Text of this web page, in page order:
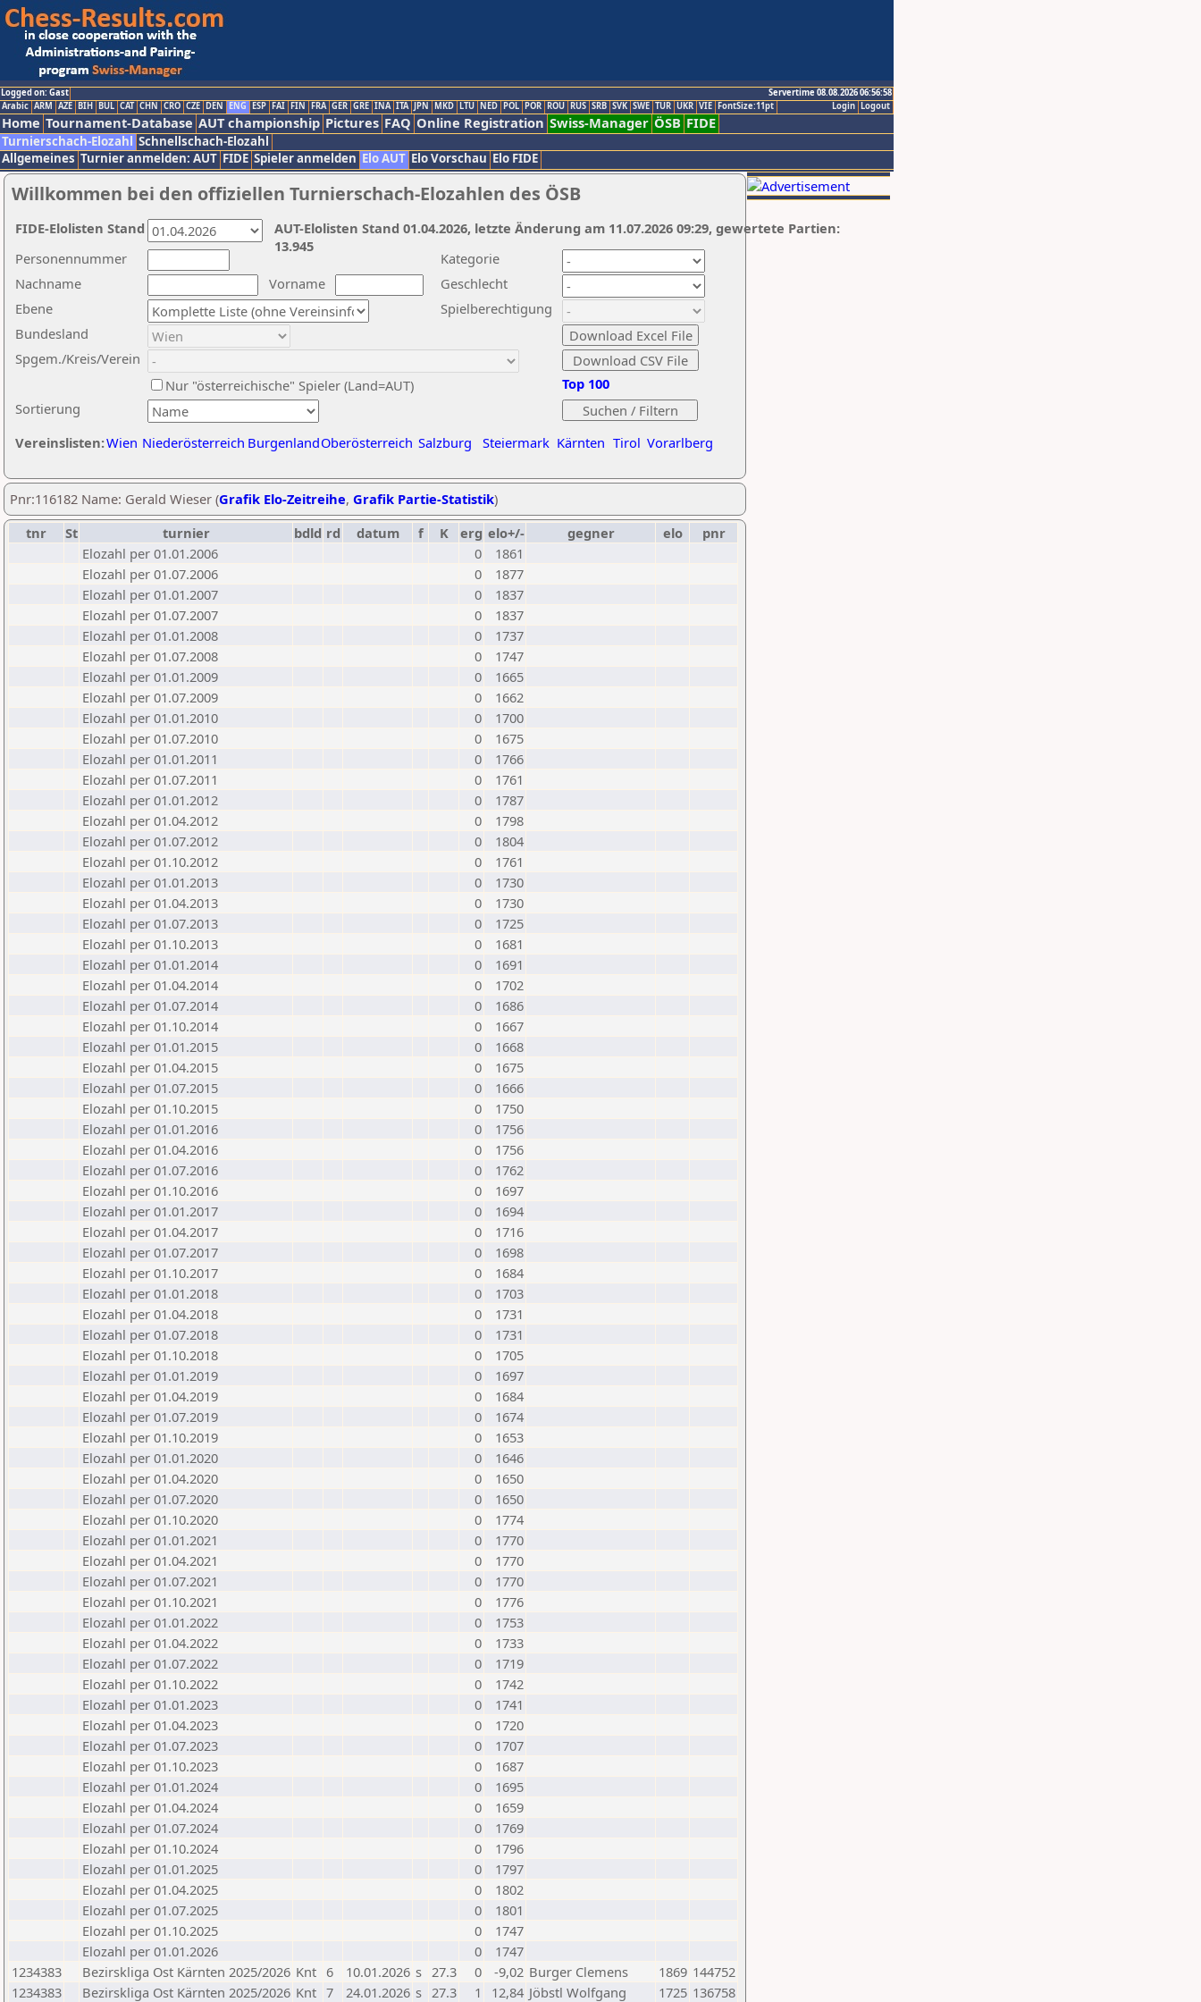
Logged on: Gast
Servertime 08.08.2026 06:56:58
Logout
Login
Arabic ARM AZE BIH BUL CAT CHN CRO CZE DEN ENG ESP FAI FIN FRA GER GRE INA ITA JPN MKD LTU NED POL POR ROU RUS SRB SVK SWE TUR UKR VIE FontSize:11pt
Home Tournament-Database AUT championship Pictures FAQ Online Registration Swiss-Manager ÖSB FIDE
Turnierschach-Elozahl Schnellschach-Elozahl
Allgemeines Turnier anmelden: AUT FIDE Spieler anmelden Elo AUT Elo Vorschau Elo FIDE
Willkommen bei den offiziellen Turnierschach-Elozahlen des ÖSB
Nachname
Vorname
Ebene
Kategorie
Sortierung
Personennummer
Bundesland
Spgem./Kreis/Verein
Geschlecht
Nur "österreichische" Spieler (Land=AUT)
Spielberechtigung
Vereinslisten:Wien Niederösterreich BurgenlandOberösterreich Salzburg Steiermark Kärnten Tirol Vorarlberg
Top 100
AUT-Elolisten Stand 01.04.2026, letzte Änderung am 11.07.2026 09:29, gewertete Partien:
13.945
FIDE-Elolisten Stand
Pnr:116182 Name: Gerald Wieser (Grafik Elo-Zeitreihe, Grafik Partie-Statistik)
tnr
St turnier bdld rd datum f K erg elo+/- gegner elo
pnr
Elozahl per 01.01.2006
0
1861
Elozahl per 01.07.2006
0
1877
Elozahl per 01.01.2007
0
1837
Elozahl per 01.07.2007
0
1837
Elozahl per 01.01.2008
0
1737
Elozahl per 01.07.2008
0
1747
Elozahl per 01.01.2009
0
1665
Elozahl per 01.07.2009
0
1662
Elozahl per 01.01.2010
0
1700
Elozahl per 01.07.2010
0
1675
Elozahl per 01.01.2011
0
1766
Elozahl per 01.07.2011
0
1761
Elozahl per 01.01.2012
0
1787
Elozahl per 01.04.2012
0
1798
Elozahl per 01.07.2012
0
1804
Elozahl per 01.10.2012
0
1761
Elozahl per 01.01.2013
0
1730
Elozahl per 01.04.2013
0
1730
Elozahl per 01.07.2013
0
1725
Elozahl per 01.10.2013
0
1681
Elozahl per 01.01.2014
0
1691
Elozahl per 01.04.2014
0
1702
Elozahl per 01.07.2014
0
1686
Elozahl per 01.10.2014
0
1667
Elozahl per 01.01.2015
0
1668
Elozahl per 01.04.2015
0
1675
Elozahl per 01.07.2015
0
1666
Elozahl per 01.10.2015
0
1750
Elozahl per 01.01.2016
0
1756
Elozahl per 01.04.2016
0
1756
Elozahl per 01.07.2016
0
1762
Elozahl per 01.10.2016
0
1697
Elozahl per 01.01.2017
0
1694
Elozahl per 01.04.2017
0
1716
Elozahl per 01.07.2017
0
1698
Elozahl per 01.10.2017
0
1684
Elozahl per 01.01.2018
0
1703
Elozahl per 01.04.2018
0
1731
Elozahl per 01.07.2018
0
1731
Elozahl per 01.10.2018
0
1705
Elozahl per 01.01.2019
0
1697
Elozahl per 01.04.2019
0
1684
Elozahl per 01.07.2019
0
1674
Elozahl per 01.10.2019
0
1653
Elozahl per 01.01.2020
0
1646
Elozahl per 01.04.2020
0
1650
Elozahl per 01.07.2020
0
1650
Elozahl per 01.10.2020
0
1774
Elozahl per 01.01.2021
0
1770
Elozahl per 01.04.2021
0
1770
Elozahl per 01.07.2021
0
1770
Elozahl per 01.10.2021
0
1776
Elozahl per 01.01.2022
0
1753
Elozahl per 01.04.2022
0
1733
Elozahl per 01.07.2022
0
1719
Elozahl per 01.10.2022
0
1742
Elozahl per 01.01.2023
0
1741
Elozahl per 01.04.2023
0
1720
Elozahl per 01.07.2023
0
1707
Elozahl per 01.10.2023
0
1687
Elozahl per 01.01.2024
0
1695
Elozahl per 01.04.2024
0
1659
Elozahl per 01.07.2024
0
1769
Elozahl per 01.10.2024
0
1796
Elozahl per 01.01.2025
0
1797
Elozahl per 01.04.2025
0
1802
Elozahl per 01.07.2025
0
1801
Elozahl per 01.10.2025
0
1747
Elozahl per 01.01.2026
0
1747
1234383
Bezirskliga Ost Kärnten 2025/2026 Knt 6 10.01.2026 s 27.3 0 -9,02 Burger Clemens 1869 144752
1234383
Bezirskliga Ost Kärnten 2025/2026 Knt 7 24.01.2026 s 27.3 1 12,84 Jöbstl Wolfgang 1725 136758